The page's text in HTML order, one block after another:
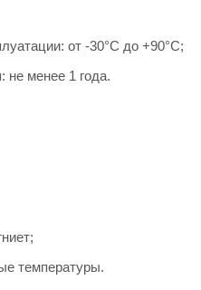
от -30°С до +90°С;
не менее 1 года.
температуры.